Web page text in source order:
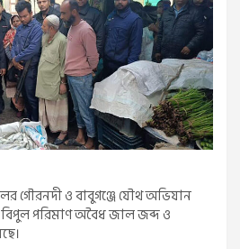
গৌরনদী ও বাবুগঞ্জে যৌথ অভিযান
পরিমাণ অবৈধ জাল জব্দ ও